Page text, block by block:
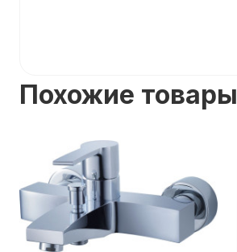
Похожие товары